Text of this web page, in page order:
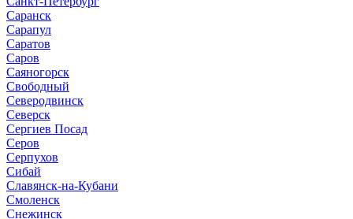
Саранск
Сарапул
Саратов
Саров
Саяногорск
Свободный
Северодвинск
Северск
Сергиев Посад
Серов
Серпухов
Сибай
Славянск-на-Кубани
Смоленск
Снежинск